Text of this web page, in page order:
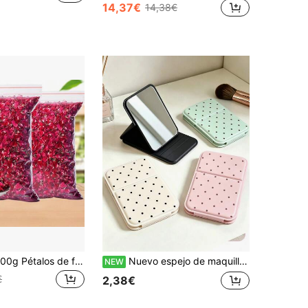
14,37€ 14,38€
1 pieza 200/300g Pétalos de flores decorativas artificiales, adecuados para baño de pies, baño corporal, boda romántica, confeti de colores, fragancia para el hogar, baño de ducha, fabricación de jabón y velas, suministros de decoración para fiestas y bodas, manualidades DIY, adecuados para baño de pies, boda, confeti de colores, fragancia para el hogar, fabricación de cera, fabricación de jabón, manualidades DIY, adecuados para eventos festivos, varios artículos decorativos, adecuados para decoración de sala de estar, dormitorio, oficina, adecuados para todos los eventos festivos, decoración de ambiente de fiesta NEW Nuevo espejo de maquillaje portátil plegable mini con lunares de colores, rosa/verde/blanco/negro, con diseño de soporte, decorado con patrón de lunares; adecuado para viajes y uso diario; espejo de maquillaje rectangular plegable de escritorio de estilo minimalista, esencial para la vuelta al colegio, temporada de vuelta al colegio, regalo para amigos, familia, maestros
2,38€